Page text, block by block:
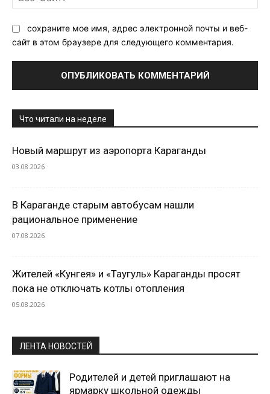
сохраните мое имя, адрес электронной почты и веб-
сайт в этом браузере для следующего комментария.
Что читали на неделе
Новый маршрут из аэропорта Караганды
03.08.2026
В Караганде старым автобусам нашли
рациональное применение
07.08.2026
Жителей «Кунгея» и «Таугуль» Караганды просят
пока не отключать котлы отопления
05.08.2026
ЛЕНТА НОВОСТЕЙ
Родителей и детей приглашают на
ярмарку школьной одежды